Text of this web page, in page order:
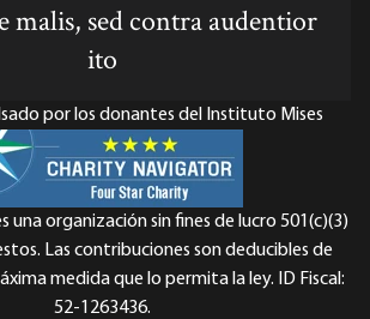
malis, sed contra audentior
ito
por los donantes del Instituto Mises
una organización sin fines de lucro 501(c)(3)
Las contribuciones son deducibles de
medida que lo permita la ley. ID Fiscal:
52-1263436.